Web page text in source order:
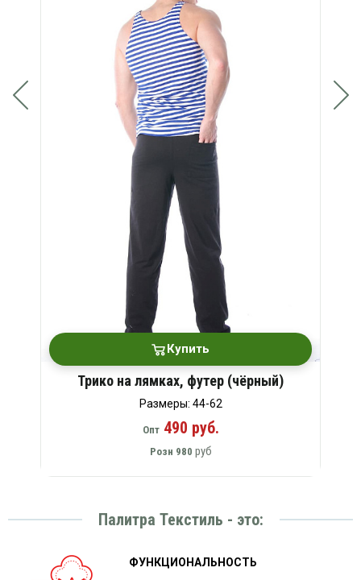
Купить
Трико на лямках, футер (чёрный)
Размеры: 44-62
Опт490 руб.
Розн 980 руб
Палитра Текстиль - это:
ФУНКЦИОНАЛЬНОСТЬ